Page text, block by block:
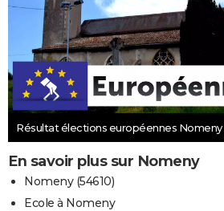
Résultat élections européennes Nomeny
En savoir plus sur Nomeny
Nomeny (54610)
Ecole à Nomeny